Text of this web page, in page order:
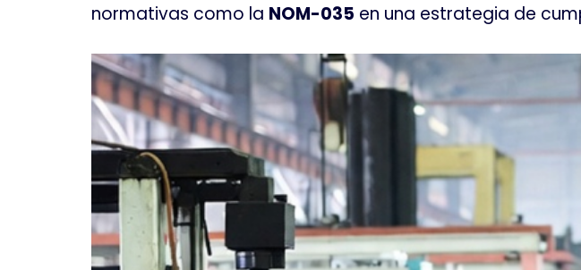
normativas como la NOM-035 en una estrategia de